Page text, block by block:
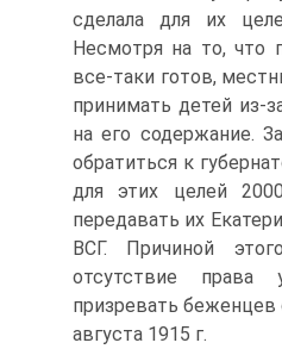
сделала для их
Несмотря на то, что
все-таки готов,
принимать детей из-
на его содержание.
обратиться к
для этих целей
передавать их
ВСГ. Причиной
отсутствие права
призревать беженцев
августа 1915 г.